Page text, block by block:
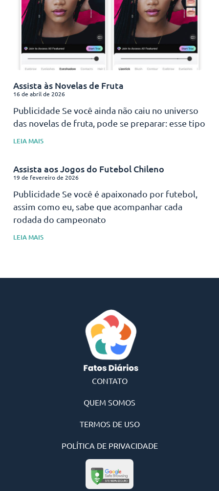
Assista às Novelas de Fruta
16 de abril de 2026
Publicidade Se você ainda não caiu no universo
das novelas de fruta, pode se preparar: esse tipo
LEIA MAIS
Assista aos Jogos do Futebol Chileno
19 de fevereiro de 2026
Publicidade Se você é apaixonado por futebol,
assim como eu, sabe que acompanhar cada
rodada do campeonato
LEIA MAIS
CONTATO
QUEM SOMOS
TERMOS DE USO
POLÍTICA DE PRIVACIDADE